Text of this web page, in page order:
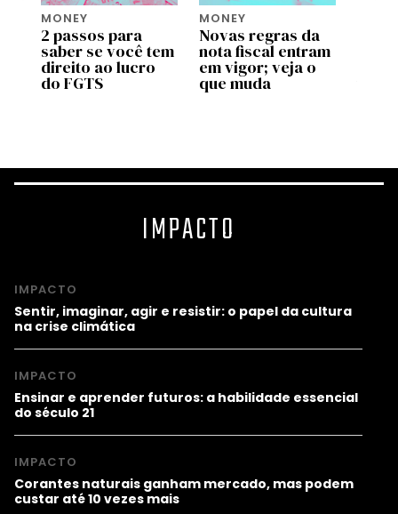
MONEY
2 passos para
saber se você tem
direito ao lucro
do FGTS
MONEY
Novas regras da
nota fiscal entram
em vigor; veja o
que muda
IMPACTO
IMPACTO
Sentir, imaginar, agir e resistir: o papel da cultura
na crise climática
IMPACTO
Ensinar e aprender futuros: a habilidade essencial
do século 21
IMPACTO
Corantes naturais ganham mercado, mas podem
custar até 10 vezes mais